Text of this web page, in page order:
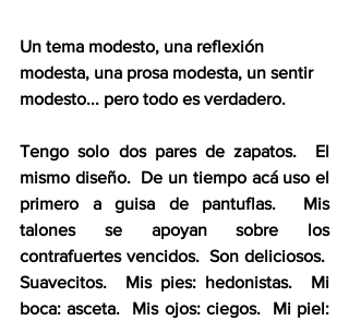
Un tema modesto, una reflexión
modesta, una prosa modesta, un sentir
modesto... pero todo es verdadero.
Tengo solo dos pares de zapatos.  El
mismo diseño.  De un tiempo acá uso el
primero a guisa de pantuflas.  Mis
talones se apoyan sobre los
contrafuertes vencidos.  Son deliciosos.
Suavecitos.  Mis pies: hedonistas.  Mi
boca: asceta.  Mis ojos: ciegos.  Mi piel: